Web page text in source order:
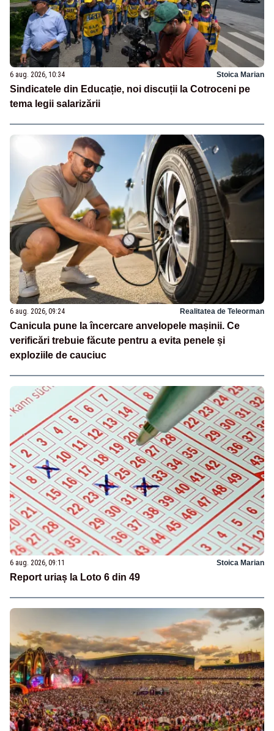
6 aug. 2026, 10:34 Stoica Marian
Sindicatele din Educație, noi discuții la Cotroceni pe
tema legii salarizării
6 aug. 2026, 09:24 Realitatea de Teleorman
Canicula pune la încercare anvelopele mașinii. Ce
verificări trebuie făcute pentru a evita penele și
exploziile de cauciuc
6 aug. 2026, 09:11 Stoica Marian
Report uriaș la Loto 6 din 49